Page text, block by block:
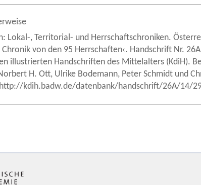
Lokal-, Territorial- und Herrschaftschroniken.
Chronik von den 95 Herrschaften‹. Handschrift Nr.
illustrierten Handschriften des Mittelalters (KdiH).
H. Ott, Ulrike Bodemann, Peter Schmidt und
kdih.badw.de/datenbank/handschrift/26A/14/